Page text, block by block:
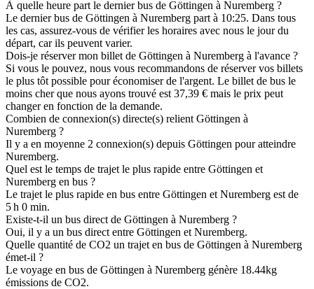
À quelle heure part le dernier bus de Göttingen à Nuremberg ?
Le dernier bus de Göttingen à Nuremberg part à 10:25. Dans tous
les cas, assurez-vous de vérifier les horaires avec nous le jour du
départ, car ils peuvent varier.
Dois-je réserver mon billet de Göttingen à Nuremberg à l'avance ?
Si vous le pouvez, nous vous recommandons de réserver vos billets
le plus tôt possible pour économiser de l'argent. Le billet de bus le
moins cher que nous ayons trouvé est 37,39 € mais le prix peut
changer en fonction de la demande.
Combien de connexion(s) directe(s) relient Göttingen à
Nuremberg ?
Il y a en moyenne 2 connexion(s) depuis Göttingen pour atteindre
Nuremberg.
Quel est le temps de trajet le plus rapide entre Göttingen et
Nuremberg en bus ?
Le trajet le plus rapide en bus entre Göttingen et Nuremberg est de
5 h 0 min.
Existe-t-il un bus direct de Göttingen à Nuremberg ?
Oui, il y a un bus direct entre Göttingen et Nuremberg.
Quelle quantité de CO2 un trajet en bus de Göttingen à Nuremberg
émet-il ?
Le voyage en bus de Göttingen à Nuremberg génère 18.44kg
émissions de CO2.